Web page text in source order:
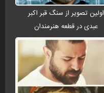
اولین تصویر از سنگ قبر اکبر
عبدی در قطعه هنرمندان